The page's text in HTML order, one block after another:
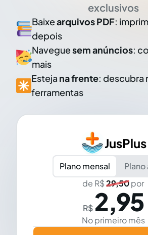
exclusivos
Baixearquivos PDF:
depois
Naveguesem anúncios:
mais
Esteja na frente: descubra
ferramentas
JusPlus
Plano mensal
Plano
de R$29,50por
R$ 2,95
No primeiro mês